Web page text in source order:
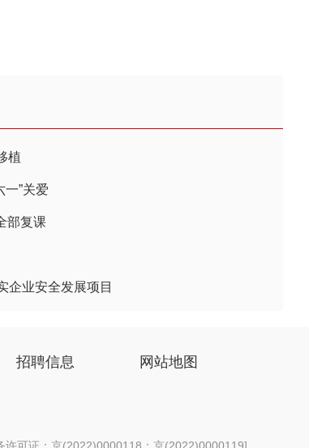
植
”关爱
部复课
企业安全发展项目
招聘信息 网站地图
许可证：京(2022)0000118；京(2022)0000119]